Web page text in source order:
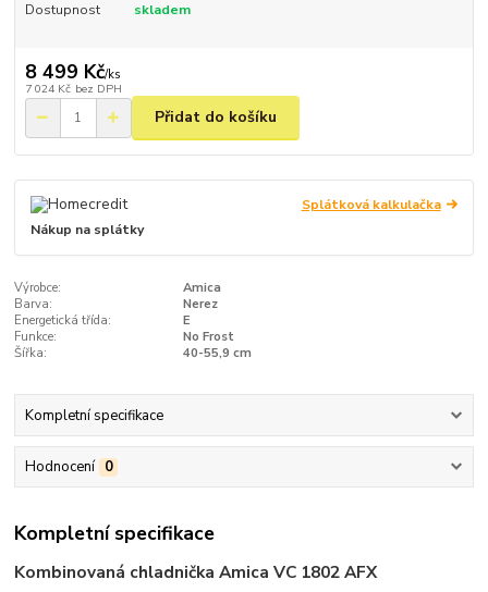
Dostupnost skladem
8 499 Kč/ks
7 024 Kč bez DPH
Přidat do košíku
Splátková kalkulačka
Nákup na splátky
Výrobce:
Amica
Barva:
Nerez
Energetická třída:
E
Funkce:
No Frost
Šířka:
40-55,9 cm
Kompletní specifikace
Hodnocení 0
Kompletní specifikace
Kombinovaná chladnička Amica VC 1802 AFX